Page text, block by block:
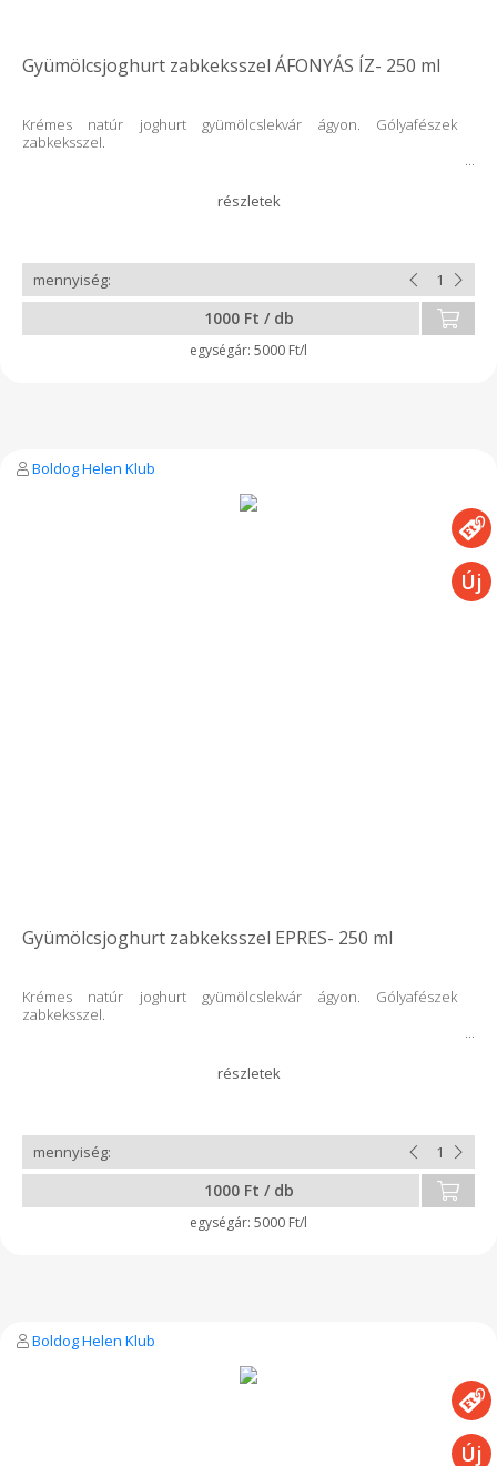
Gyümölcsjoghurt zabkeksszel ÁFONYÁS ÍZ- 250 ml
Krémes natúr joghurt gyümölcslekvár ágyon. Gólyafészek
zabkeksszel.
1000 Ft / db
5000 Ft/l
Boldog Helen Klub
Gyümölcsjoghurt zabkeksszel EPRES- 250 ml
Krémes natúr joghurt gyümölcslekvár ágyon. Gólyafészek
zabkeksszel.
1000 Ft / db
5000 Ft/l
Boldog Helen Klub